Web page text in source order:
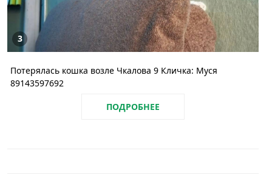
3
Потерялась кошка возле Чкалова 9 Кличка: Муся
89143597692
ПОДРОБНЕЕ